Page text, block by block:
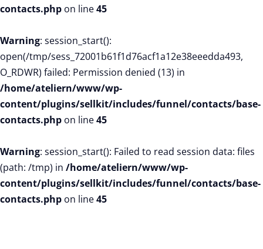
contacts.php on line45
Warning: session_start():
open(/tmp/sess_72001b61f1d76acf1a12e38eeedda493,
O_RDWR) failed: Permission denied (13) in
/home/ateliern/www/wp-
content/plugins/sellkit/includes/funnel/contacts/base-
contacts.php on line45
Warning: session_start(): Failed to read session data: files
(path: /tmp) in /home/ateliern/www/wp-
content/plugins/sellkit/includes/funnel/contacts/base-
contacts.php on line45